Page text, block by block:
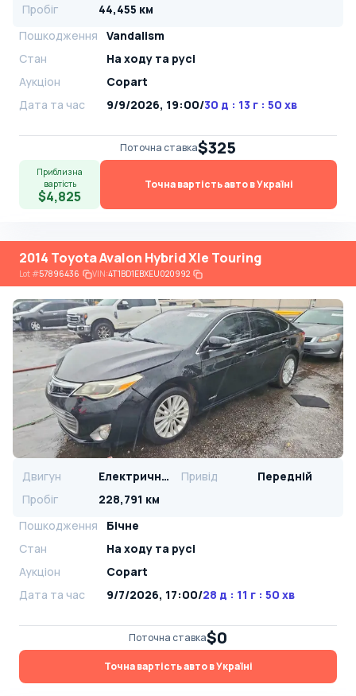
Пробіг
44,455 км
Пошкодження
Vandalism
Стан
На ​​ходу та русі
Аукціон
Copart
Дата та час
9/9/2026, 19:00/30 д : 13 г : 50 хв
Поточна ставка$325
Приблизна
вартість
$4,825
Точна вартість авто в Україні
2014 Toyota Avalon Hybrid Xle Touring
Lot#57896436 VIN:4T1BD1EBXEU020992
Двигун Електричний Привід
Передній
Пробіг
228,791 км
Пошкодження
Бічне
Стан
На ​​ходу та русі
Аукціон
Copart
Дата та час
9/7/2026, 17:00/28 д : 11 г : 50 хв
Поточна ставка$0
Точна вартість авто в Україні